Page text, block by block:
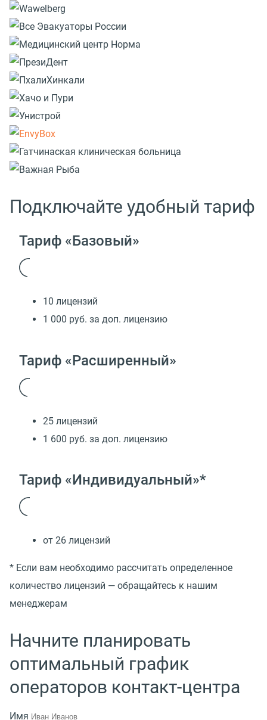
Подключайте удобный тариф
Тариф «Базовый»
10 лицензий
1 000 руб. за доп. лицензию
Тариф «Расширенный»
25 лицензий
1 600 руб. за доп. лицензию
Тариф «Индивидуальный»*
от 26 лицензий
* Если вам необходимо рассчитать определенное
количество лицензий — обращайтесь к нашим
менеджерам
Начните планировать
оптимальный график
операторов контакт-центра
Имя